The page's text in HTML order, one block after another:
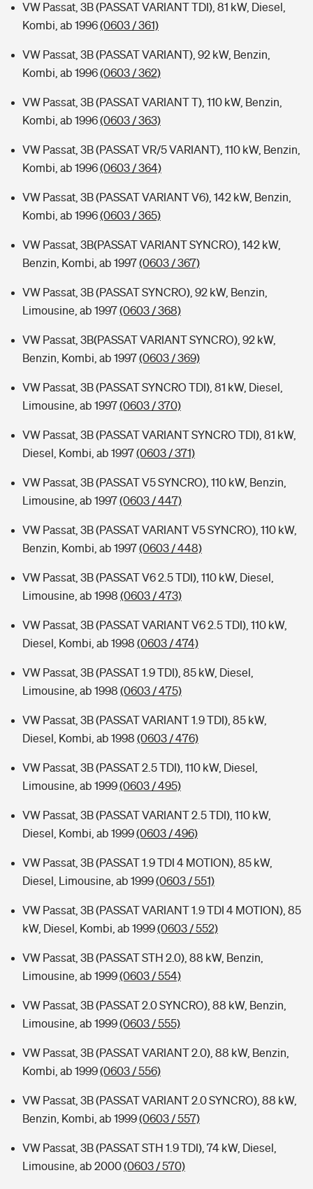
VW Passat, 3B (PASSAT VARIANT TDI), 81 kW, Diesel,
Kombi, ab 1996(0603 / 361)
VW Passat, 3B (PASSAT VARIANT), 92 kW, Benzin,
Kombi, ab 1996(0603 / 362)
VW Passat, 3B (PASSAT VARIANT T), 110 kW, Benzin,
Kombi, ab 1996(0603 / 363)
VW Passat, 3B (PASSAT VR/5 VARIANT), 110 kW, Benzin,
Kombi, ab 1996(0603 / 364)
VW Passat, 3B (PASSAT VARIANT V6), 142 kW, Benzin,
Kombi, ab 1996(0603 / 365)
VW Passat, 3B(PASSAT VARIANT SYNCRO), 142 kW,
Benzin, Kombi, ab 1997(0603 / 367)
VW Passat, 3B (PASSAT SYNCRO), 92 kW, Benzin,
Limousine, ab 1997(0603 / 368)
VW Passat, 3B(PASSAT VARIANT SYNCRO), 92 kW,
Benzin, Kombi, ab 1997(0603 / 369)
VW Passat, 3B (PASSAT SYNCRO TDI), 81 kW, Diesel,
Limousine, ab 1997(0603 / 370)
VW Passat, 3B (PASSAT VARIANT SYNCRO TDI), 81 kW,
Diesel, Kombi, ab 1997(0603 / 371)
VW Passat, 3B (PASSAT V5 SYNCRO), 110 kW, Benzin,
Limousine, ab 1997(0603 / 447)
VW Passat, 3B (PASSAT VARIANT V5 SYNCRO), 110 kW,
Benzin, Kombi, ab 1997(0603 / 448)
VW Passat, 3B (PASSAT V6 2.5 TDI), 110 kW, Diesel,
Limousine, ab 1998 (0603 / 473)
VW Passat, 3B (PASSAT VARIANT V6 2.5 TDI), 110 kW,
Diesel, Kombi, ab 1998 (0603 / 474)
VW Passat, 3B (PASSAT 1.9 TDI), 85 kW, Diesel,
Limousine, ab 1998 (0603 / 475)
VW Passat, 3B (PASSAT VARIANT 1.9 TDI), 85 kW,
Diesel, Kombi, ab 1998 (0603 / 476)
VW Passat, 3B (PASSAT 2.5 TDI), 110 kW, Diesel,
Limousine, ab 1999(0603 / 495)
VW Passat, 3B (PASSAT VARIANT 2.5 TDI), 110 kW,
Diesel, Kombi, ab 1999(0603 / 496)
VW Passat, 3B (PASSAT 1.9 TDI 4 MOTION), 85 kW,
Diesel, Limousine, ab 1999(0603 / 551)
VW Passat, 3B (PASSAT VARIANT 1.9 TDI 4 MOTION), 85
kW, Diesel, Kombi, ab 1999(0603 / 552)
VW Passat, 3B (PASSAT STH 2.0), 88 kW, Benzin,
Limousine, ab 1999(0603 / 554)
VW Passat, 3B (PASSAT 2.0 SYNCRO), 88 kW, Benzin,
Limousine, ab 1999(0603 / 555)
VW Passat, 3B (PASSAT VARIANT 2.0), 88 kW, Benzin,
Kombi, ab 1999(0603 / 556)
VW Passat, 3B (PASSAT VARIANT 2.0 SYNCRO), 88 kW,
Benzin, Kombi, ab 1999(0603 / 557)
VW Passat, 3B (PASSAT STH 1.9 TDI), 74 kW, Diesel,
Limousine, ab 2000(0603 / 570)